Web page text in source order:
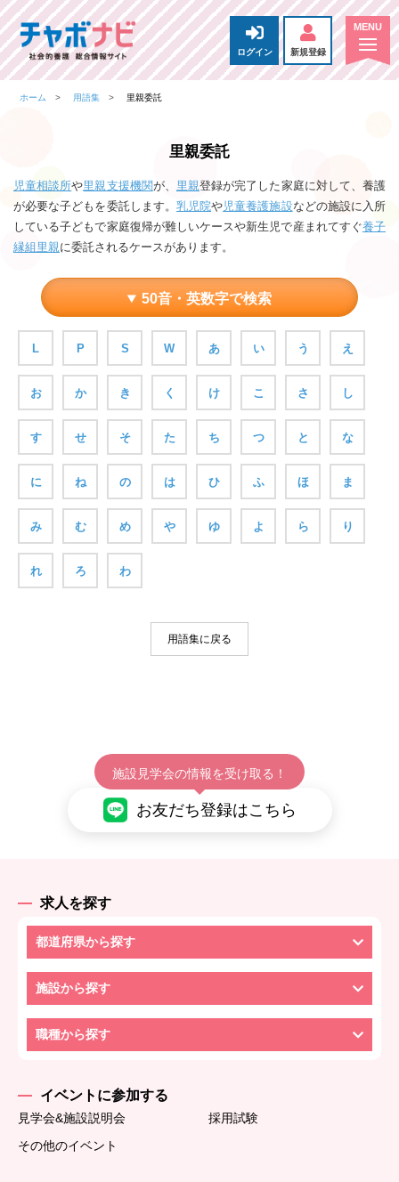
ログイン 新規登録
ホーム 用語集 里親委託
里親委託
児童相談所や里親支援機関が、 里親登録が完了した家庭に対して、養護
が必要な子どもを委託します。 乳児院や児童養護施設などの施設に入所
している子どもで家庭復帰が難しいケースや新生児で産まれてすぐ養子
縁組里親に委託されるケースがあります。
50音・英数字で検索
L P S W あ い う え
お か き く け こ さ し
す せ そ た ち つ と な
に ね の は ひ ふ ほ ま
み む め や ゆ よ ら り
れ ろ わ
用語集に戻る
施設見学会の情報を受け取る！
お友だち登録はこちら
求人を探す
都道府県から探す
施設から探す
職種から探す
イベントに参加する
見学会&施設説明会
採用試験
その他のイベント